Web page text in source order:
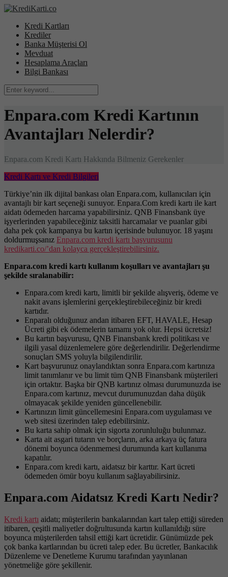
Kredi Kartları
Krediler
Banka Müşterisi Ol
Mevduat
Hesaplama Araçları
Bilgi Bankası
Enpara.com Kredi Kartının
Avantajları Nelerdir?
Enpara.com Kredi Kartı Hakkında Bilmeniz Gerekenler
Kredi Kartı ve Kredi Bilgileri
Türkiye’nin ilk dijital bankası olan Enpara.com, kullanıcıları için
avantajlı bir kart seçeneği sunuyor. Enpara.Com kredi kartı ile kart
aidatı ödemeden harcama yapabilirsiniz. QNB Finansbank üye
işyerlerinden yapabileceğiniz taksitli harcamalar ve puanlar gibi
daha pek çok kampanya bu kartın içerisinde bulunuyor. 18 yaşını
doldurmuşsanız Enpara.com kredi kartı başvurusunu
kredikarti.co/’dan kolayca gerçekleştirebilirsiniz.
Enpara.com kredi kartı kullanım koşulları ve avantajları şu
şekilde sıralanabilir:
Enpara.com kredi kartı, limitli bir şekilde alışveriş, ödeme ve
nakit avans işlemlerini gerçekleştirebileceğiniz bir kredi
kartıdır.
Enparalı olduğunuz andan itibaren EFT, HAVALE, Hesap
Ücreti gibi ek ödemelerin tamamı yok olur. Hepsi ücretsiz!
Bu kartın başvurusu, QNB Finansbank kredi politikası ve
ilgili yasal düzenlemelere göre değerlendirilir. Değerlendirme
sonuçları SMS yoluyla bilgilendirilir.
Kart başvurunuz onaylandıktan sonra Enpara.com kartınıza
limit tanımlanır ve bu limit tüm QNB Finansbank müşterileri
için ortaktır. Başka bir QNB kartınız olması durumunuzda ise
Enpara.com kartınız, mevcut durumunuzdan daha düşük
olmayacak şekilde yeniden güncellenebilir.
Kartınızın limit güncellemesini Enpara.com uygulaması ve
web sitesi üzerinden talep edebilirsiniz.
Bu karta sahip olmak için sigorta zorunluluğu bulunmaz.
Karta ait asgari tutarın ve borçların, arka arkaya üç fatura
dönemi boyunca ödenmemesi durumunda kart kullanıma
kapatılır.
Enpara.com kredi kartı, aidatsız bir karttır. Kart ücreti
ödemeden ömür boyu kullanım sağlayabilirsiniz.
Enpara.com Aidatsız Kredi Kartı Nedir?
Kredi kartı aidatı; müşterilerin bankalarından kart talep ettiği süreden
itibaren, çeşitli maliyetler doğrultusunda kartın kullanıldığı süre
boyunca müşterilerden tahsil ettiği kart ücretidir. Günümüzde pek
çok banka kartlarından bu ücreti talep eder. Bu ücretler, Bankacılık
Düzenleme ve Denetleme Kurumu tarafından yayınlanan
yönetmeliğe göre şekillenir.